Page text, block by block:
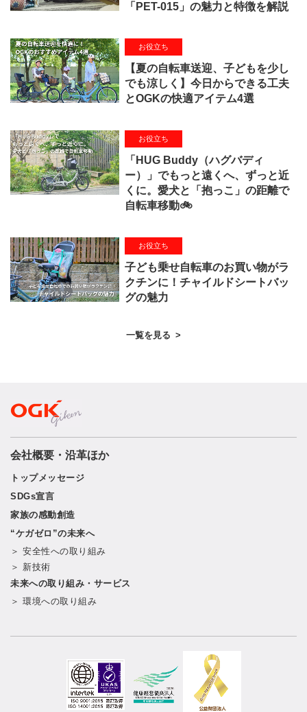
「PET-015」の魅力と特徴を解説
お役立ち
【夏の自転車送迎、子どもを少し
でも涼しく】今日からできる工夫
とOGKの快適アイテム4選
お役立ち
「HUG Buddy（ハグバディ
ー）」でもっと遠くへ、ずっと近
くに。愛犬と「抱っこ」の距離で
自転車移動🚲
お役立ち
子ども乗せ自転車のお買い物がラ
クチンに！チャイルドシートバッ
グの魅力
一覧を見る >
会社概要・沿革ほか
トップメッセージ
SDGs宣言
家族の感動創造
“ケガゼロ”の未来へ
＞ 安全性への取り組み
＞ 新技術
未来への取り組み・サービス
＞ 環境への取り組み